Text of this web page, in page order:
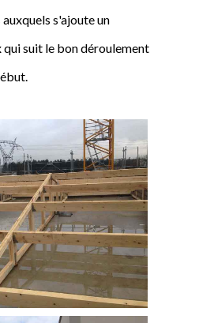
s'ajoute un
suit le bon déroulement